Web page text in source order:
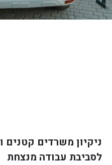
ניקיון משרדים קטנים
לסביבת עבודה מנצחת